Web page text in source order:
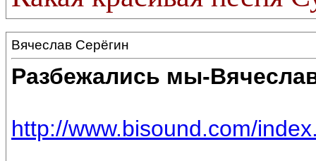
Вячеслав Серёгин
Разбежались мы-
http://www.bisound.com/